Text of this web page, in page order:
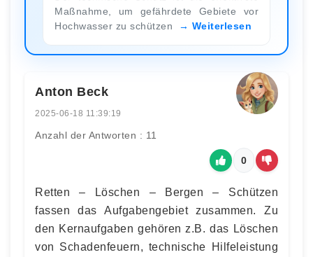
Maßnahme, um gefährdete Gebiete vor
Hochwasser zu schützen
Weiterlesen
Anton Beck
2025-06-18 11:39:19
Anzahl der Antworten : 11
0
Retten – Löschen – Bergen – Schützen
fassen das Aufgabengebiet zusammen. Zu
den Kernaufgaben gehören z.B. das Löschen
von Schadenfeuern, technische Hilfeleistung